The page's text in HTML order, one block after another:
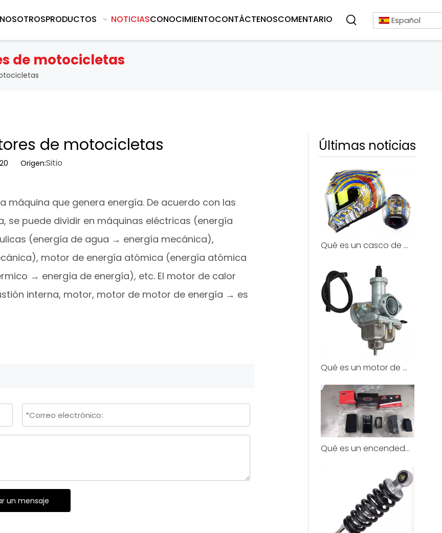
PRODUCTOS NOTICIASCONOCIMIENTOCONTÁCTENOSCOMENTARIO Español
de motocicletas
de motocicletas
20 Origen:Sitio
máquina que genera energía. De acuerdo con las
puede dividir en máquinas eléctricas (energía
(energía de agua → energía mecánica),
motor de energía atómica (energía atómica
→ energía de energía), etc. El motor de calor
interna, motor, motor de motor de energía → es
un mensaje
Últimas noticias
Qué es un casco de motocicleta?
Qué es un motor de motocicleta?
Qué es un encendedor de motocicleta?